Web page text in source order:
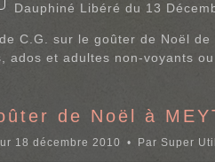
Dauphiné Libéré du 13
C.G. sur le goûter de Noël
ados et adultes non-voyants
de Noël à
18 décembre 2010 Par Super